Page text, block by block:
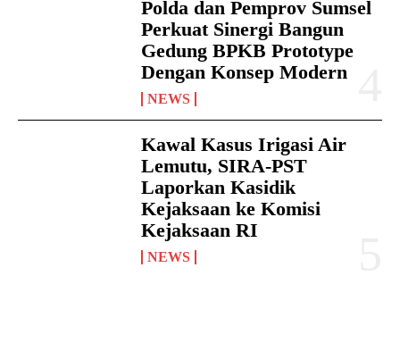
Polda dan Pemprov Sumsel
Perkuat Sinergi Bangun
Gedung BPKB Prototype
Dengan Konsep Modern
NEWS
Kawal Kasus Irigasi Air
Lemutu, SIRA-PST
Laporkan Kasidik
Kejaksaan ke Komisi
Kejaksaan RI
NEWS